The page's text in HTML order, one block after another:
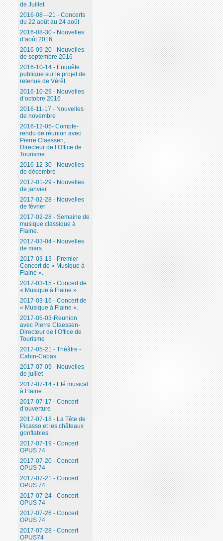
de Juillet
2016-08—21 - Concerts
du 22 août au 24 août
2016-08-30 - Nouvelles
d’août 2016
2016-09-20 - Nouvelles
de septembre 2016
2016-10-14 - Enquête
publique sur le projet de
retenue de Vérêt
2016-10-29 - Nouvelles
d’octobre 2016
2016-11-17 - Nouvelles
de novembre
2016-12-05- Compte-
rendu de réunion avec
Pierre Claessen,
Directeur de l’Office de
Tourisme.
2016-12-30 - Nouvelles
de décembre
2017-01-29 - Nouvelles
de janvier
2017-02-28 - Nouvelles
de février
2017-02-28 - Semaine de
musique classique à
Flaine.
2017-03-04 - Nouvelles
de mars
2017-03-13 - Premier
Concert de « Musique à
Flaine ».
2017-03-15 - Concert de
« Musique à Flaine ».
2017-03-16 - Concert de
« Musique à Flaine ».
2017-05-03-Reunion
avec Pierre Claessen-
Directeur de l’Office de
Tourisme
2017-05-21 - Théâtre -
Cahin-Cabas
2017-07-09 - Nouvelles
de juillet
2017-07-14 - Eté musical
à Flaine
2017-07-17 - Concert
d’ouverture
2017-07-18 - La Tête de
Picasso et les châteaux
gonflables.
2017-07-19 - Concert
OPUS 74
2017-07-20 - Concert
OPUS 74
2017-07-21 - Concert
OPUS 74
2017-07-24 - Concert
OPUS 74
2017-07-26 - Concert
OPUS 74
2017-07-28 - Concert
OPUS74